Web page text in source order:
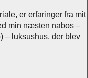
er erfaringer fra mit
min næsten nabos –
– luksushus, der blev